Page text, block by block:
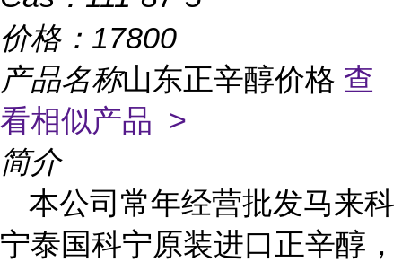
价格： 17800
产品名称山东正辛醇价格 查
看相似产品 >
简介
本公司常年经营批发马来科
宁泰国科宁原装进口正辛醇，